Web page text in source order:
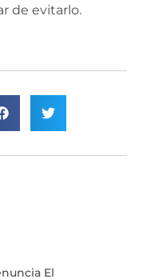
de evitarlo.
El